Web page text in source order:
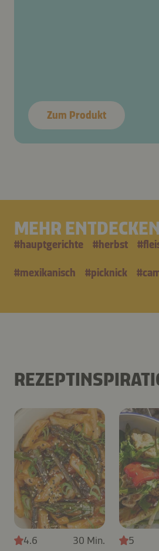
Zum Produkt
MEHR ENTDECKEN
#hauptgerichte #herbst #
#mexikanisch #picknick #
4.6 30 Min. 5